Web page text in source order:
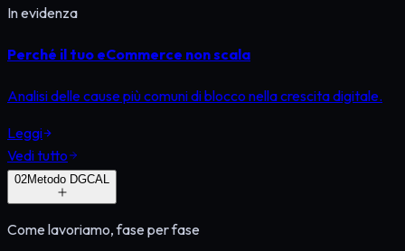
In evidenza
Perché il tuo eCommerce non scala
Analisi delle cause più comuni di blocco nella crescita digitale.
Leggi
Vedi tutto
02Metodo DGCAL
Come lavoriamo, fase per fase